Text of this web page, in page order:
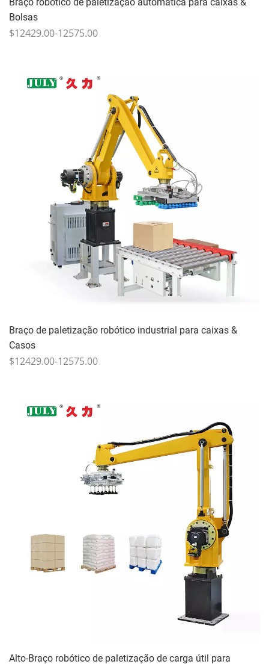
Bolsas
$12429.00-12575.00
Braço de paletização robótico industrial para caixas &
Casos
$12429.00-12575.00
Alto-Braço robótico de paletização de carga útil para